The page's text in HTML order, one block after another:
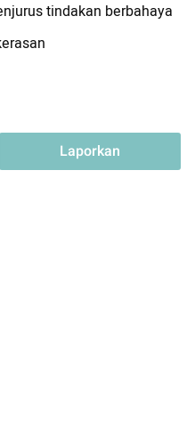
tindakan berbahaya
Laporkan